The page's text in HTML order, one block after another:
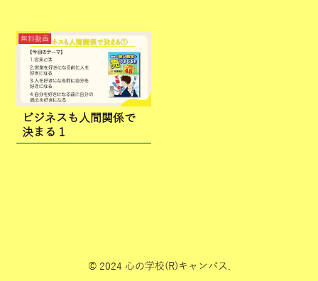
無料動画
ビジネスも人間関係で
決まる１
© 2024 心の学校(R)キャンパス.